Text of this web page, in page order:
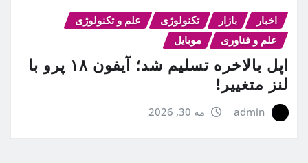
اخبار بازار تکنولوژی
علم و تکنولوژی
علم و فناوری
موبایل
اپل بالاخره تسلیم شد؛ آیفون ۱۸ پرو با
لنز متغییر!
admin مه 30, 2026